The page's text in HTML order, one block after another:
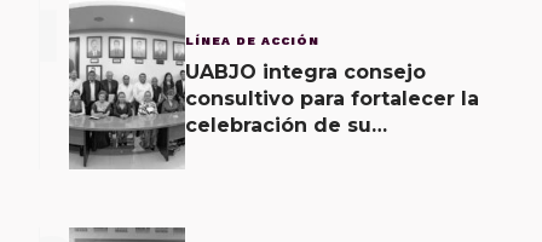
LÍNEA DE ACCIÓN
UABJO integra consejo
consultivo para fortalecer la
celebración de su